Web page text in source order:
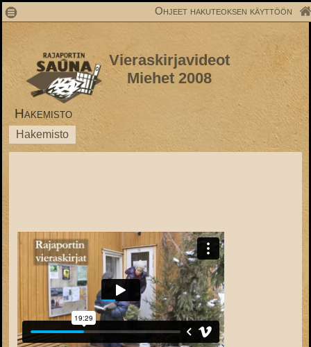
1 Ohjeet hakuteoksen käyttöön
Vieraskirjavideot
Miehet 2008
Hakemisto
Hakemisto